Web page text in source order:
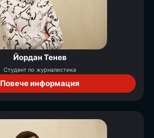
Йордан Тенев
Студент по журналистика
Повече информация